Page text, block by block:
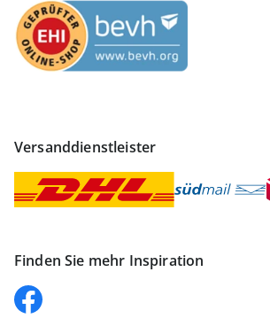
Versanddienstleister
Finden Sie mehr Inspiration